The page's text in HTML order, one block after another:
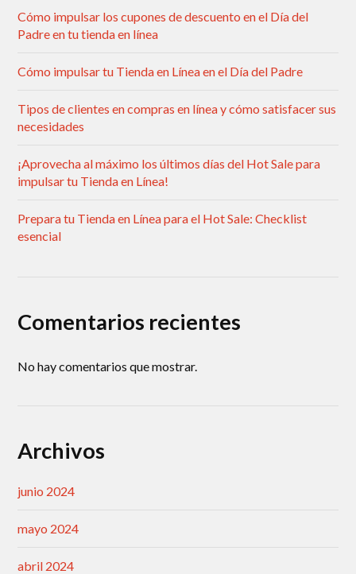
Cómo impulsar los cupones de descuento en el Día del
Padre en tu tienda en línea
Cómo impulsar tu Tienda en Línea en el Día del Padre
Tipos de clientes en compras en línea y cómo satisfacer sus
necesidades
¡Aprovecha al máximo los últimos días del Hot Sale para
impulsar tu Tienda en Línea!
Prepara tu Tienda en Línea para el Hot Sale: Checklist
esencial
Comentarios recientes
No hay comentarios que mostrar.
Archivos
junio 2024
mayo 2024
abril 2024